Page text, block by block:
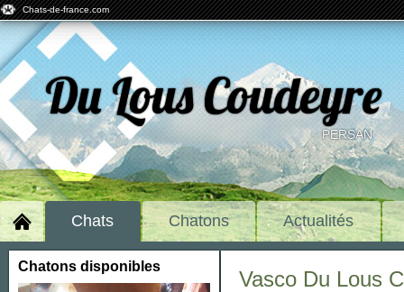
Chats-de-france.com
Du Lous Coudeyre
PERSAN
Chats Chatons Actualités
Chatons disponibles
Vasco Du Lous